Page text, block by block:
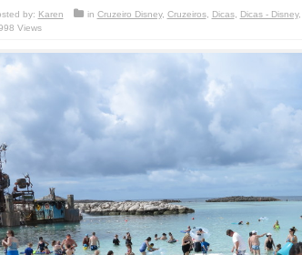
by: Karen in Cruzeiro Disney, Cruzeiros, Dicas, Dicas - Disney,
Views